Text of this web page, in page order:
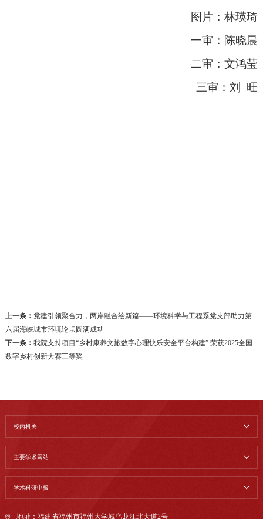
图片：林瑛琦
一审：陈晓晨
二审：文鸿莹
三审：刘 旺
上一条： 党建引领聚合力，两岸融合绘新篇——环境科学与工程系党支部助力第
六届海峡城市环境论坛圆满成功
下一条： 我院支持项目“乡村康养文旅数字心理快乐安全平台构建” 荣获2025全国
数字乡村创新大赛三等奖
校内机关
主要学术网站
学术科研申报
地址：福建省福州市福州大学城乌龙江北大道2号